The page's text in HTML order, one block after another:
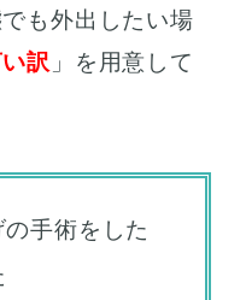
も外出したい場
訳 」を用意して
手術をした